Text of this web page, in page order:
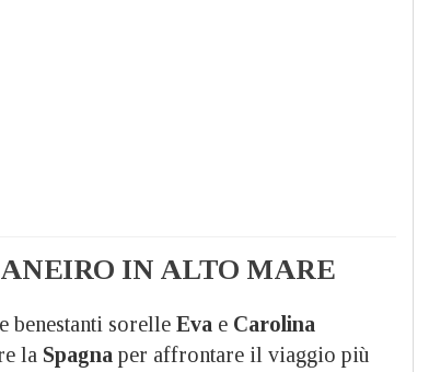
IN ALTO MARE
benestanti sorelle Eva e Carolina
la Spagna per affrontare il viaggio più